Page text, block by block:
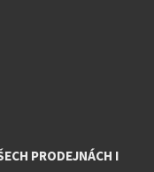
PRODEJNÁCH I